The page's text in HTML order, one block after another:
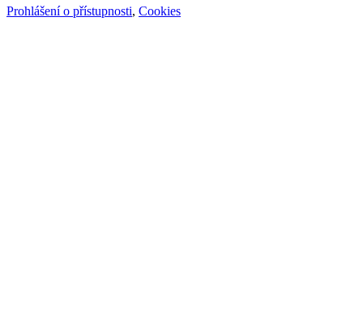
Prohlášení o přístupnosti, Cookies